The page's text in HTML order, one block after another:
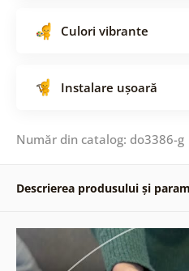
Culori vibrante
Instalare ușoară
Număr din catalog: do3386-
Descrierea produsului și